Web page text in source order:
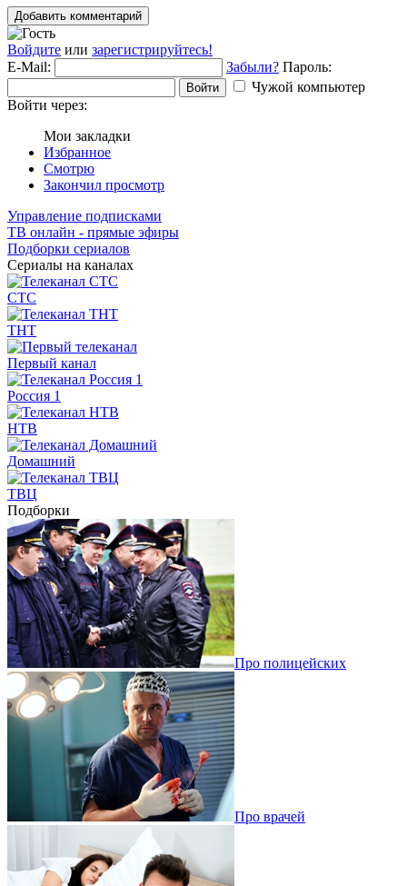
Добавить комментарий
Войдите или зарегистрируйтесь!
E-Mail:
Забыли? Пароль:
Войти
Чужой компьютер
Войти через:
Мои закладки
Избранное
Смотрю
Закончил просмотр
Управление подписками
ТВ онлайн - прямые эфиры
Подборки сериалов
Сериалы на каналах
СТС
ТНТ
Первый канал
Россия 1
НТВ
Домашний
ТВЦ
Подборки
Про полицейских
Про врачей